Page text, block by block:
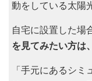
動をしている太陽
自宅に設置した場
を見てみたい方は
「手元にあるシ